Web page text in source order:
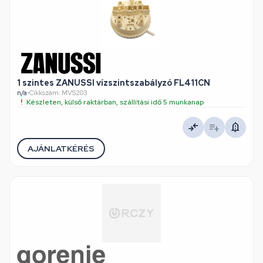
1 szintes ZANUSSI vízszintszabályzó FL411CN
n/a•Cikkszám: MVS203
Készleten, külső raktárban, szállítási idő 5 munkanap
AJÁNLATKÉRÉS